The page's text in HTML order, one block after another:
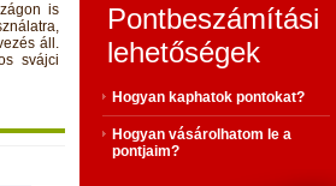
is
áll.
svájci
Pontbeszámítási
lehetőségek
Hogyan kaphatok pontokat?
Hogyan vásárolhatom le a
pontjaim?